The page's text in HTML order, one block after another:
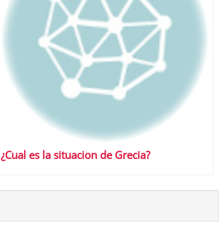
¿Cual es la situacion de Grecia?